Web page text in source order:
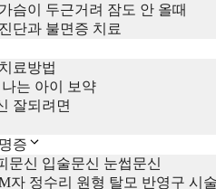
슴이 두근거려 잠도 안 올때
단과 불면증 치료
료방법
는 아이 보약
잘되려면
증
문신 입술문신 눈썹문신
자 정수리 원형 탈모 반영구 시